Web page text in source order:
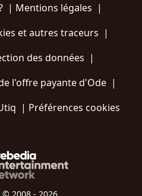
| Mentions légales |
et autres traceurs |
des données |
l'offre payante d'Ode |
| Préférences cookies